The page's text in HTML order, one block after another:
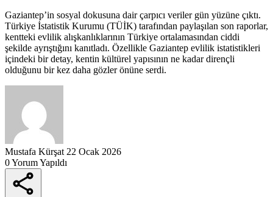
Gaziantep’in sosyal dokusuna dair çarpıcı veriler gün yüzüne çıktı.
Türkiye İstatistik Kurumu (TÜİK) tarafından paylaşılan son raporlar,
kentteki evlilik alışkanlıklarının Türkiye ortalamasından ciddi
şekilde ayrıştığını kanıtladı. Özellikle Gaziantep evlilik istatistikleri
içindeki bir detay, kentin kültürel yapısının ne kadar dirençli
olduğunu bir kez daha gözler önüne serdi.
Mustafa Kürşat 22 Ocak 2026
0 Yorum Yapıldı